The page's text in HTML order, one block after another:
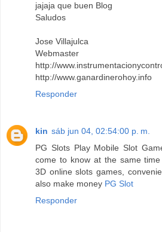
jajaja que buen Blog
Saludos
Jose Villajulca
Webmaster
http://
http://www.ganardinerohoy.info
Responder
kin sáb jun 04, 02:54:00 p. m.
PG Slots Play Mobile Slot
come to know at the same
3D online slots games,
also make money PG Slot
Responder